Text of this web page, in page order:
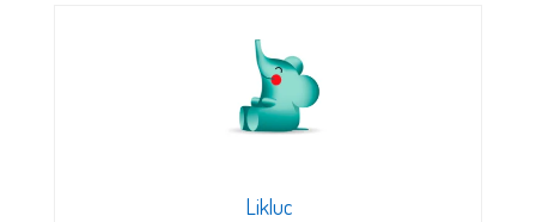
Likluc